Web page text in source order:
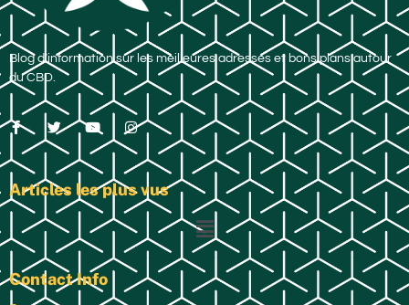
Blog d’information sur les meilleures adresses et bons plans autour
du CBD.
Articles les plus vus
Contact Info